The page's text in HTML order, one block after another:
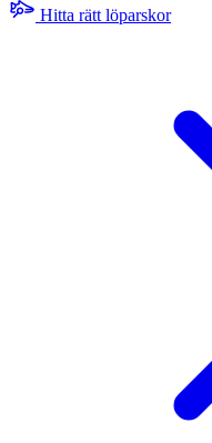
Hitta rätt löparskor